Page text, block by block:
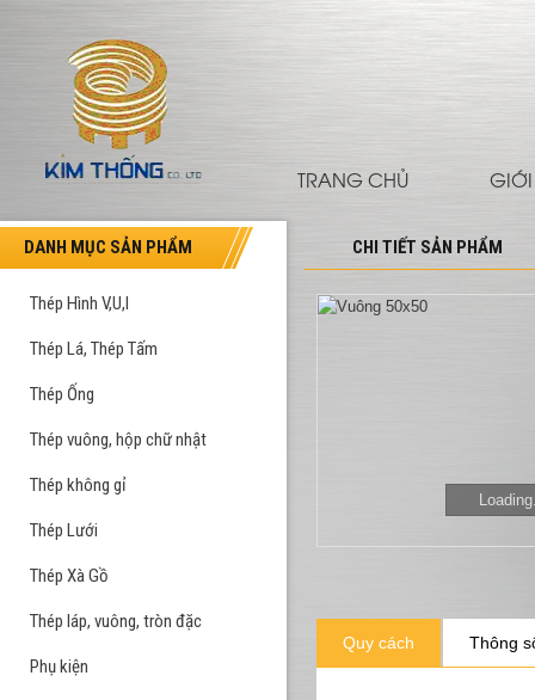
TRANG CHỦ GIỚI
DANH MỤC SẢN PHẨM
Thép Hình V,U,I
Thép Lá, Thép Tấm
Thép Ống
Thép vuông, hộp chữ nhật
Thép không gỉ
Thép Lưới
Thép Xà Gồ
Thép láp, vuông, tròn đặc
Phụ kiện
CHI TIẾT SẢN PHẨM
Quy cách Thông